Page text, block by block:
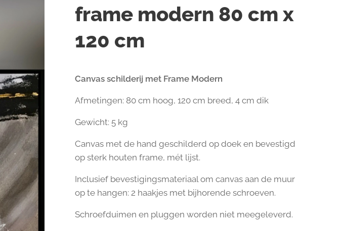
frame modern 80 cm x
120 cm
Canvas schilderij met Frame Modern
Afmetingen: 80 cm hoog, 120 cm breed, 4 cm dik
Gewicht: 5 kg
Canvas met de hand geschilderd op doek en bevestigd
op sterk houten frame, mét lijst.
Inclusief bevestigingsmateriaal om canvas aan de muur
op te hangen: 2 haakjes met bijhorende schroeven.
Schroefduimen en pluggen worden niet meegeleverd.